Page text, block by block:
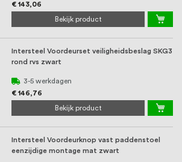
€ 143,06
Bekijk product
Intersteel Voordeurset veiligheidsbeslag SKG3
rond rvs zwart
3-5 werkdagen
€ 146,76
Bekijk product
Intersteel Voordeurknop vast paddenstoel
eenzijdige montage mat zwart